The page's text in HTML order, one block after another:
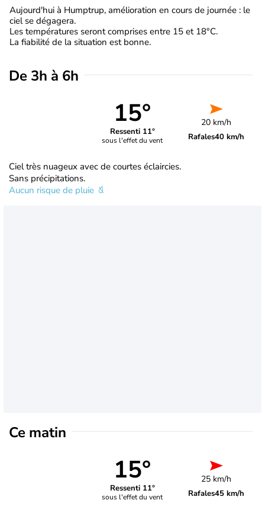
Aujourd'hui à Humptrup, amélioration en cours de journée : le
ciel se dégagera.
Les températures seront comprises entre 15 et 18°C.
La fiabilité de la situation est bonne.
De 3h à 6h
15°
Ressenti 11°
sous l'effet du vent
20 km/h
Rafales40 km/h
Ciel très nuageux avec de courtes éclaircies.
Sans précipitations.
Aucun risque de pluie
Ce matin
15°
Ressenti 11°
sous l'effet du vent
25 km/h
Rafales45 km/h